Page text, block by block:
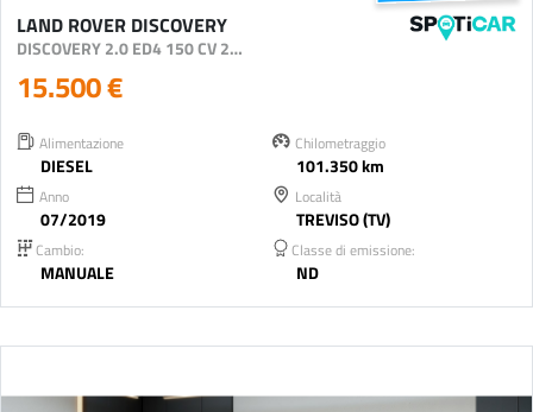
LAND ROVER DISCOVERY
DISCOVERY 2.0 ED4 150 CV 2WD PURE
15.500 €
Alimentazione
DIESEL
Chilometraggio
101.350 km
Anno
07/2019
Località
TREVISO (TV)
Cambio:
MANUALE
Classe di emissione:
ND